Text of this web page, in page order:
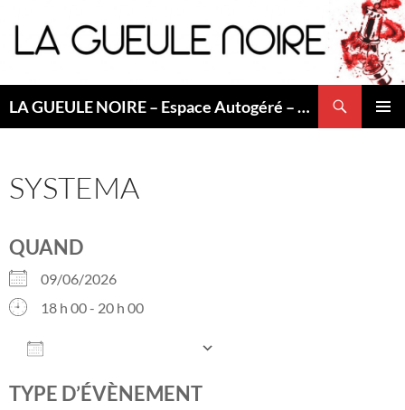
au
contenu
LA GUEULE NOIRE – Espace Autogéré – Saint Etienne
SYSTEMA
QUAND
09/06/2026
18 h 00 - 20 h 00
TYPE D’ÉVÈNEMENT